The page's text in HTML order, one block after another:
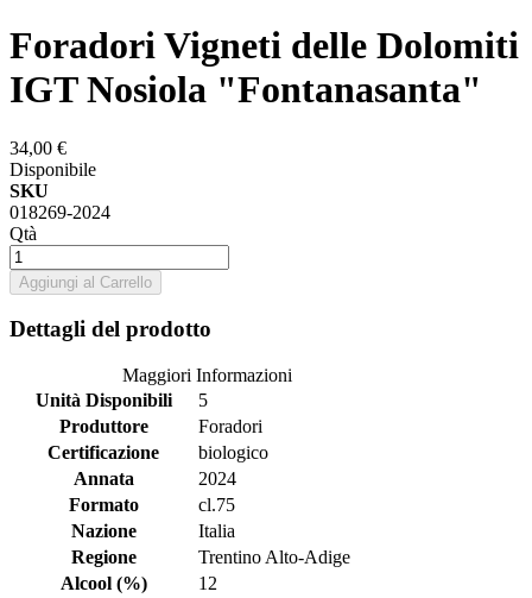
Foradori Vigneti delle Dolomiti
IGT Nosiola "Fontanasanta"
34,00 €
Disponibile
SKU
018269-2024
Qtà
Aggiungi al Carrello
Dettagli del prodotto
Maggiori Informazioni
Unità Disponibili
5
Produttore
Foradori
Certificazione
biologico
Annata
2024
Formato
cl.75
Nazione
Italia
Regione
Trentino Alto-Adige
Alcool (%)
12